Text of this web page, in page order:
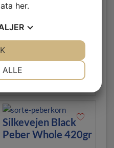
Powder chicken
Inkl.moms
Silkevejen Black
Peber Whole 420gr
her.
STATISTIK
ALLE